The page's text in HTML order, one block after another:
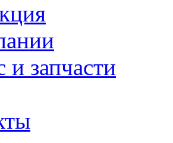
и запчасти